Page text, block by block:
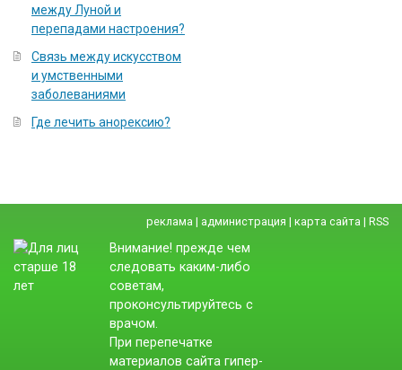
между Луной и
перепадами настроения?
Связь между искусством
и умственными
заболеваниями
Где лечить анорексию?
реклама | администрация | карта сайта | RSS
Внимание! прежде чем
следовать каким-либо
советам,
проконсультируйтесь с
врачом.
При перепечатке
материалов сайта гипер-